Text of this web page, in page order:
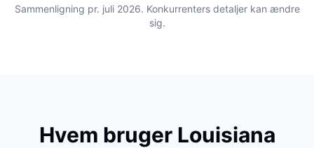
Sammenligning pr. juli 2026. Konkurrenters detaljer kan ændre
sig.
Hvem bruger Louisiana